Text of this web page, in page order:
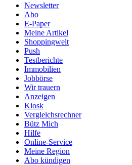
Newsletter
Abo
E-Paper
Meine Artikel
Shoppingwelt
Push
Testberichte
Immobilien
Jobbörse
Wir trauern
Anzeigen
Kiosk
Vergleichsrechner
Bütz Mich
Hilfe
Online-Service
Meine Region
Abo kündigen